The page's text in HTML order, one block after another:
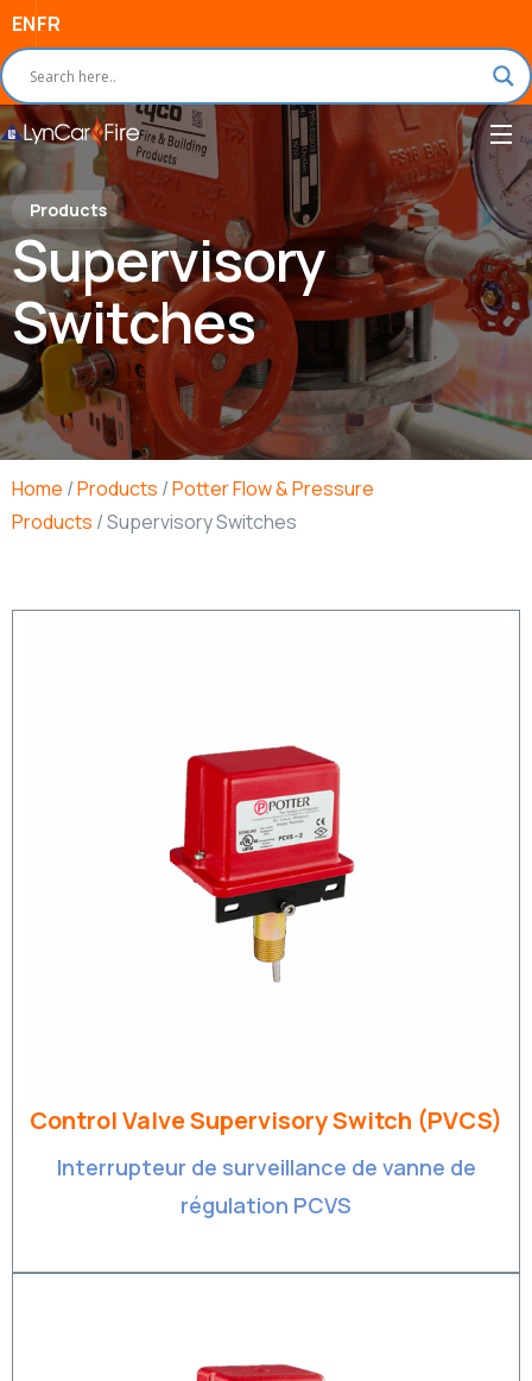
ENFR
Products
Supervisory
Switches
Home /Products /Potter Flow & Pressure
Products / Supervisory Switches
Control Valve Supervisory Switch (PVCS)
Interrupteur de surveillance de vanne de
régulation PCVS